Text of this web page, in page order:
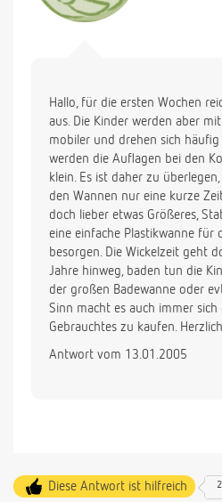
Hallo, für die ersten Wochen
aus. Die Kinder werden aber
mobiler und drehen sich
werden die Auflagen bei den
klein. Es ist daher zu
den Wannen nur eine kurze
doch lieber etwas Größeres,
eine einfache Plastikwanne für
besorgen. Die Wickelzeit geht
Jahre hinweg, baden tun die
der großen Badewanne oder
Sinn macht es auch immer
Gebrauchtes zu kaufen.
Antwort vom 13.01.2005
Diese Antwort ist hilfreich